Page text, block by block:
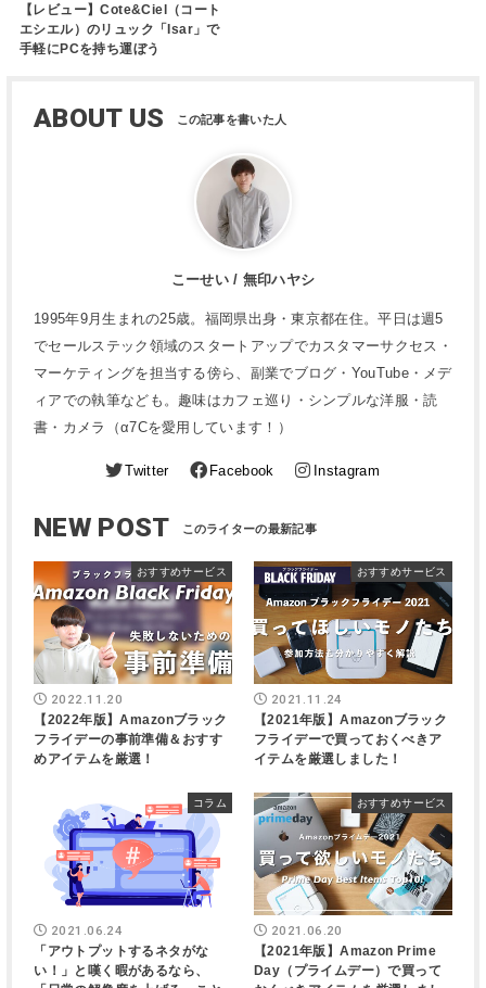
【レビュー】Cote&Ciel（コート
エシエル）のリュック「Isar」で
手軽にPCを持ち運ぼう
ABOUT US
こーせい / 無印ハヤシ
1995年9月生まれの25歳。福岡県出身・東京都在住。平日は週5
でセールステック領域のスタートアップでカスタマーサクセス・
マーケティングを担当する傍ら、副業でブログ・YouTube・メデ
ィアでの執筆なども。趣味はカフェ巡り・シンプルな洋服・読
書・カメラ（α7Cを愛用しています！）
Twitter Facebook Instagram
NEW POST
おすすめサービス
2022.11.20
【2022年版】Amazonブラック
フライデーの事前準備＆おすす
めアイテムを厳選！
おすすめサービス
2021.11.24
【2021年版】Amazonブラック
フライデーで買っておくべきア
イテムを厳選しました！
コラム
2021.06.24
「アウトプットするネタがな
い！」と嘆く暇があるなら、
おすすめサービス
2021.06.20
【2021年版】Amazon Prime
Day（プライムデー）で買って